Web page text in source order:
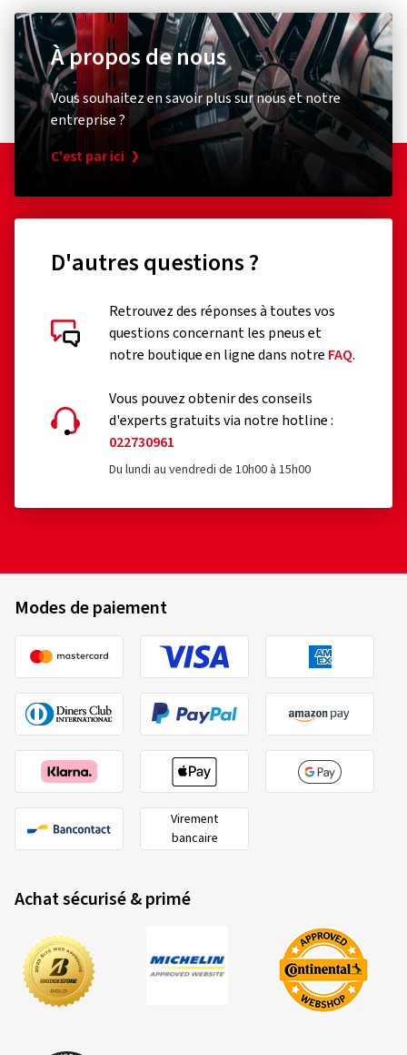
Évaluations des clients en détail
Couleur:PALLADIUM FRONT POLISH
Type de véhicule:
Audi S3 Sportback (8V) Facelift
14/01/2025
Sven M., Allemagne
Taille de la jante en pouces:7,5x17 - ET 45 - LK
5x112
Couleur:
BLACK FRONT POLISH
Jantes montées sur:Pneus hiver
Achat vérifié
Michael P., Allemagne
E-mail :info@berlintires.com
À propos de nous
Vous souhaitez en savoir plus sur nous et notre
entreprise ?
C'est par ici
D'autres questions ?
Retrouvez des réponses à toutes vos
questions concernant les pneus et
notre boutique en ligne dans notre FAQ.
Vous pouvez obtenir des conseils
d'experts gratuits via notre hotline :
022730961
Du lundi au vendredi de 10h00 à 15h00
Modes de paiement
Virement
bancaire
Achat sécurisé & primé